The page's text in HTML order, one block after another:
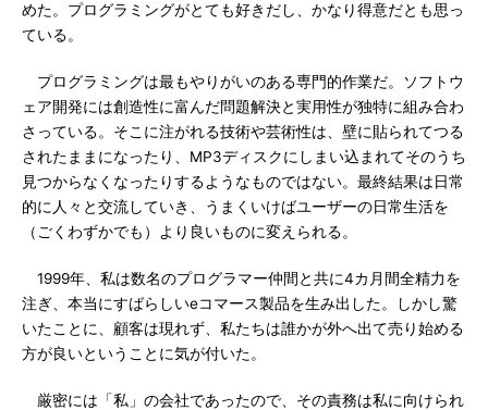
めた。プログラミングがとても好きだし、かなり得意だとも思っ
ている。
プログラミングは最もやりがいのある専門的作業だ。ソフトウ
ェア開発には創造性に富んだ問題解決と実用性が独特に組み合わ
さっている。そこに注がれる技術や芸術性は、壁に貼られてつる
されたままになったり、MP3ディスクにしまい込まれてそのうち
見つからなくなったりするようなものではない。最終結果は日常
的に人々と交流していき、うまくいけばユーザーの日常生活を
（ごくわずかでも）より良いものに変えられる。
1999年、私は数名のプログラマー仲間と共に4カ月間全精力を
注ぎ、本当にすばらしいeコマース製品を生み出した。しかし驚
いたことに、顧客は現れず、私たちは誰かが外へ出て売り始める
方が良いということに気が付いた。
厳密には「私」の会社であったので、その責務は私に向けられ